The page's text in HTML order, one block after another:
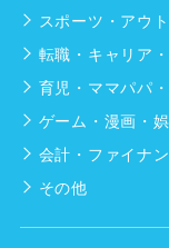
スポーツ・アウ
転職・キャリア
育児・ママパパ
ゲーム・漫画・
会計・ファイナ
その他